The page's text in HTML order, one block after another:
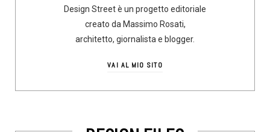
Design Street è un progetto editoriale
creato da Massimo Rosati,
architetto, giornalista e blogger.
VAI AL MIO SITO